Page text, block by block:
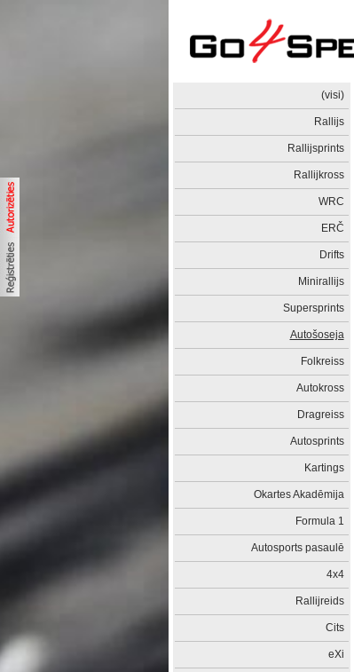
(visi)
Rallijs
Rallijsprints
Rallijkross
WRC
ERČ
Drifts
Minirallijs
Supersprints
Autošoseja
Folkreiss
Autokross
Dragreiss
Autosprints
Kartings
Okartes Akadēmija
Formula 1
Autosports pasaulē
4x4
Rallijreids
Cits
eXi